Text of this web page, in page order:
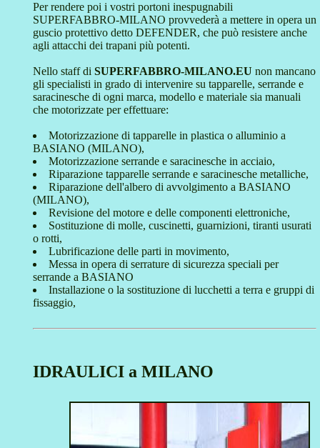
Per rendere poi i vostri portoni inespugnabili
SUPERFABBRO-MILANO provvederà a mettere in opera un
guscio protettivo detto DEFENDER, che può resistere anche
agli attacchi dei trapani più potenti.
Nello staff di SUPERFABBRO-MILANO.EU non mancano
gli specialisti in grado di intervenire su tapparelle, serrande e
saracinesche di ogni marca, modello e materiale sia manuali
che motorizzate per effettuare:
Motorizzazione di tapparelle in plastica o alluminio a
BASIANO (MILANO),
Motorizzazione serrande e saracinesche in acciaio,
Riparazione tapparelle serrande e saracinesche metalliche,
Riparazione dell'albero di avvolgimento a BASIANO
(MILANO),
Revisione del motore e delle componenti elettroniche,
Sostituzione di molle, cuscinetti, guarnizioni, tiranti usurati
o rotti,
Lubrificazione delle parti in movimento,
Messa in opera di serrature di sicurezza speciali per
serrande a BASIANO
Installazione o la sostituzione di lucchetti a terra e gruppi di
fissaggio,
IDRAULICI a MILANO